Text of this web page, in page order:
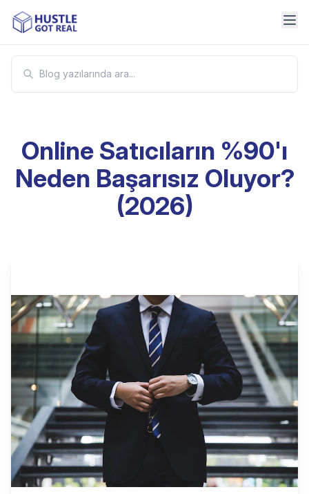
Online Satıcıların %90'ı
Neden Başarısız Oluyor?
(2026)